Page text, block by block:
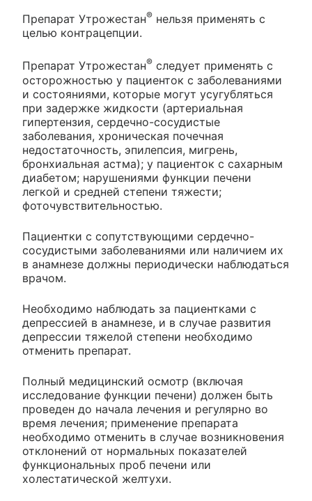
Препарат Утрожестан® нельзя применять с
целью контрацепции.
Препарат Утрожестан® следует применять с
осторожностью у пациенток с заболеваниями
и состояниями, которые могут усугубляться
при задержке жидкости (артериальная
гипертензия, сердечно-сосудистые
заболевания, хроническая почечная
недостаточность, эпилепсия, мигрень,
бронхиальная астма); у пациенток с сахарным
диабетом; нарушениями функции печени
легкой и средней степени тяжести;
фоточувствительностью.
Пациентки с сопутствующими сердечно-
сосудистыми заболеваниями или наличием их
в анамнезе должны периодически наблюдаться
врачом.
Необходимо наблюдать за пациентками с
депрессией в анамнезе, и в случае развития
депрессии тяжелой степени необходимо
отменить препарат.
Полный медицинский осмотр (включая
исследование функции печени) должен быть
проведен до начала лечения и регулярно во
время лечения; применение препарата
необходимо отменить в случае возникновения
отклонений от нормальных показателей
функциональных проб печени или
холестатической желтухи.